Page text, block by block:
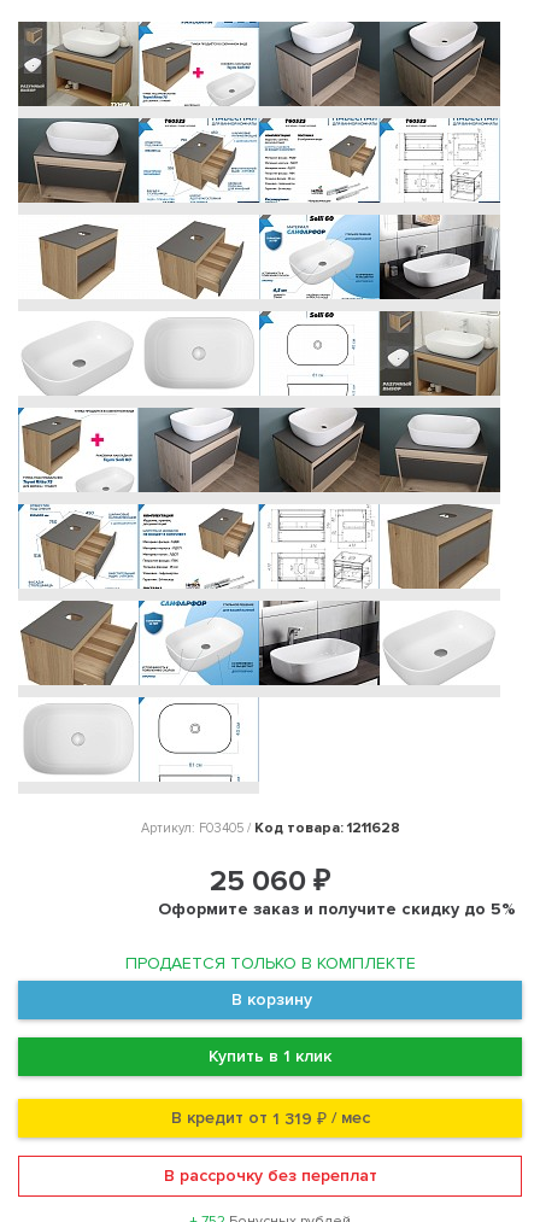
Артикул: F03405 / Код товара: 1211628
25 060 ₽
Оформите заказ и получите скидку до 5%
ПРОДАЕТСЯ ТОЛЬКО В КОМПЛЕКТЕ
В корзину
Купить в 1 клик
В кредит от 1 319 ₽/ мес
В рассрочку без переплат